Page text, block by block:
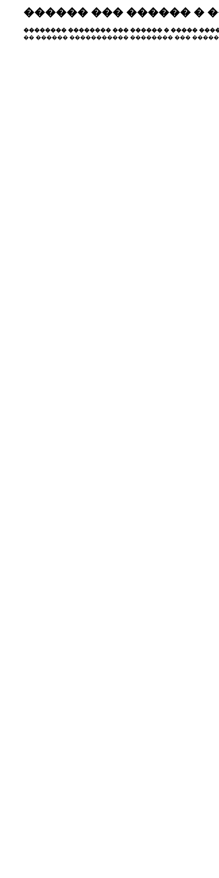
������ ��� ������ �
�������� �������� ��� ������ � �����
�� ������ ����������� �������� ���